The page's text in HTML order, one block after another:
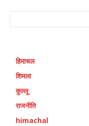
हिमाचल
शिमला
कुल्लू
राजनीति
himachal